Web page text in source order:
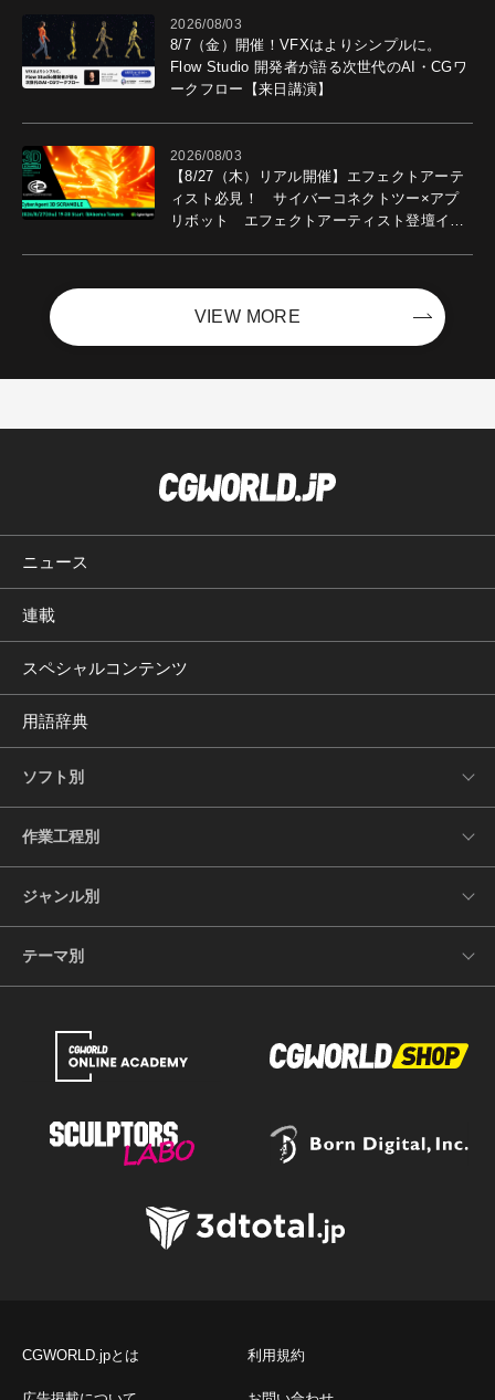
2026/08/03
8/7（金）開催！VFXはよりシンプルに。
Flow Studio 開発者が語る次世代のAI・CGワ
ークフロー【来日講演】
2026/08/03
【8/27（木）リアル開催】エフェクトアーテ
ィスト必見！ サイバーコネクトツー×アプ
リボット エフェクトアーティスト登壇イベ
VIEW MORE
ニュース
連載
スペシャルコンテンツ
用語辞典
ソフト別
作業工程別
ジャンル別
テーマ別
CGWORLD.jpとは 利用規約